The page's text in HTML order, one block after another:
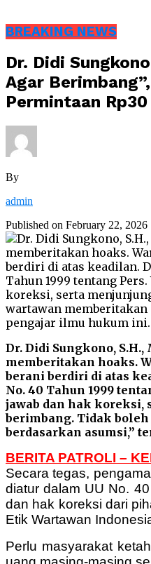
BREAKING NEWS
Dr. Didi
Agar
Permintaan
By
admin
Published on February 22, 2026
Dr. Didi Sungkono,
memberitakan hoaks.
berani berdiri di atas
No. 40 Tahun 1999
jawab dan hak koreksi,
berimbang. Tidak
berdasarkan asumsi,”
BERITA PATROLI –
Secara tegas,
diatur dalam UU No.
dan hak koreksi dari
Etik Wartawan
Perlu masyarakat